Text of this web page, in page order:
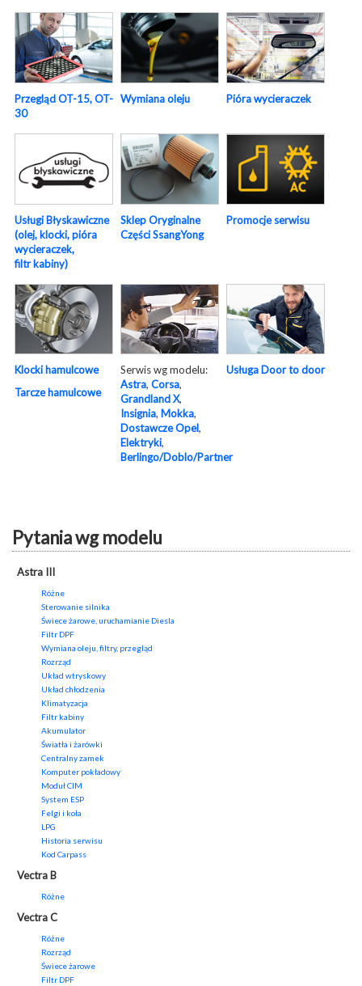
Przegląd OT-15, OT-
30
Wymiana oleju Pióra wycieraczek
Usługi Błyskawiczne
(olej, klocki, pióra
wycieraczek,
filtr kabiny)
Sklep Oryginalne
Części SsangYong
Promocje serwisu
Klocki hamulcowe
Tarcze hamulcowe
Serwis wg modelu:
Astra, Corsa,
Grandland X,
Insignia, Mokka,
Dostawcze Opel,
Elektryki,
Berlingo/Doblo/Partner
Usługa Door to door
Pytania wg modelu
Astra III
Różne
Sterowanie silnika
Świece żarowe, uruchamianie Diesla
Filtr DPF
Wymiana oleju, filtry, przegląd
Rozrząd
Układ wtryskowy
Układ chłodzenia
Klimatyzacja
Filtr kabiny
Akumulator
Światła i żarówki
Centralny zamek
Komputer pokładowy
Moduł CIM
System ESP
Felgi i koła
LPG
Historia serwisu
Kod Carpass
Vectra B
Różne
Vectra C
Różne
Rozrząd
Świece żarowe
Filtr DPF